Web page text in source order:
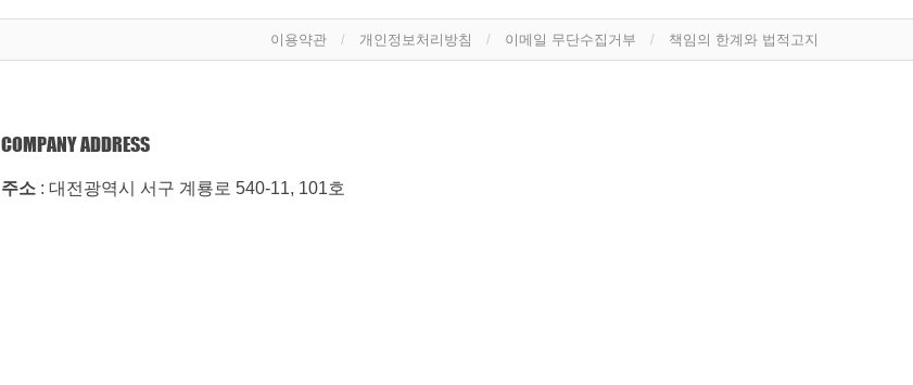
이용약관 개인정보처리방침 이메일 무단수집거부 책임의 한계와 법적고지
COMPANY ADDRESS
주소: 대전광역시 서구 계룡로 540-11, 101호